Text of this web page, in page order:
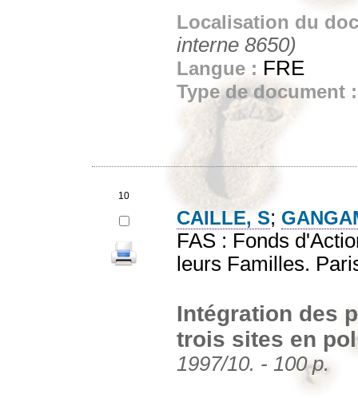
Localisation du
interne 8650)
Langue : FRE
Type de document
10
CAILLE, S;
FAS : Fonds
leurs Familles.
Intégration des
trois sites en
1997/10. - 100 p.